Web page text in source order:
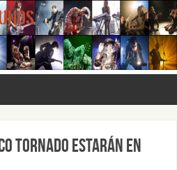
TORNADO estarán en